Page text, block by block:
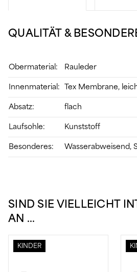
QUALITÄT &
Obermaterial: Rauleder
Innenmaterial: Tex Membrane,
Absatz: flach
Laufsohle: Kunststoff
Besonderes: Wasserabweisend,
SIND SIE VIELLEICHT
AN …
KINDER